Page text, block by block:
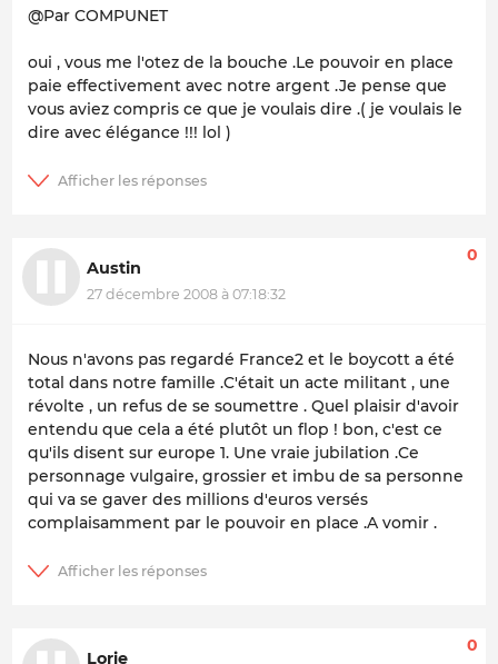
@Par COMPUNET
oui , vous me l'otez de la bouche .Le pouvoir en place
paie effectivement avec notre argent .Je pense que
vous aviez compris ce que je voulais dire .( je voulais le
dire avec élégance !!! lol )
Austin
27 décembre 2008 à 07:18:32
0
Nous n'avons pas regardé France2 et le boycott a été
total dans notre famille .C'était un acte militant , une
révolte , un refus de se soumettre . Quel plaisir d'avoir
entendu que cela a été plutôt un flop ! bon, c'est ce
qu'ils disent sur europe 1. Une vraie jubilation .Ce
personnage vulgaire, grossier et imbu de sa personne
qui va se gaver des millions d'euros versés
complaisamment par le pouvoir en place .A vomir .
Lorie
0